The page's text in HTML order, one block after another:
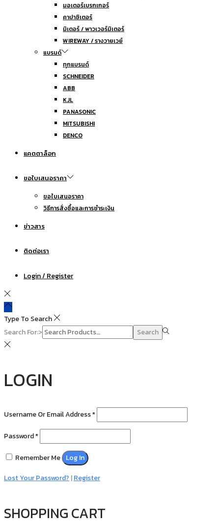
มอเตอร์เบรกเกอร์
คาปาซิเตอร์
มิเตอร์ / พาวเวอร์มิเตอร์
WIREWAY / รางวายเวย์
แบรนด์
ทุกแบรนด์
SCHNEIDER
ABB
KJL
PANASONIC
MITSUBISHI
DENCO
แคตตาล็อก
ขอใบเสนอราคา
ขอใบเสนอราคา
วิธีการสั่งซื้อและการชำระเงิน
ข่าวสาร
ติดต่อเรา
Login / Register
Type To Search
Search For:>
Search
LOGIN
Username Or Email Address*
Password*
Remember Me Log In
Lost Your Password?|Register
SHOPPING CART